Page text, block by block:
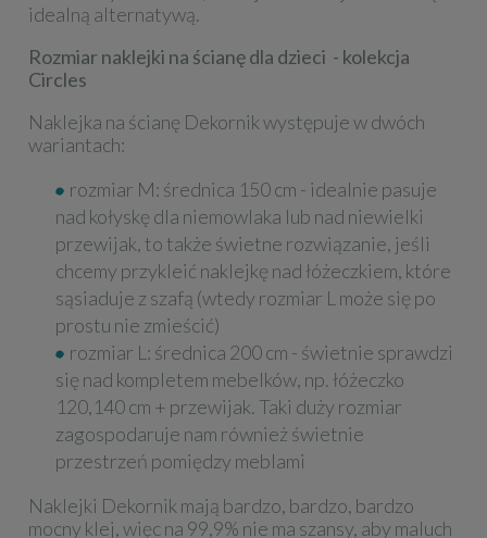
idealną alternatywą.
Rozmiar naklejki na ścianę dla dzieci - kolekcja
Circles
Naklejka na ścianę Dekornik występuje w dwóch
wariantach:
rozmiar M: średnica 150 cm - idealnie pasuje
nad kołyskę dla niemowlaka lub nad niewielki
przewijak, to także świetne rozwiązanie, jeśli
chcemy przykleić naklejkę nad łóżeczkiem, które
sąsiaduje z szafą (wtedy rozmiar L może się po
prostu nie zmieścić)
rozmiar L: średnica 200 cm - świetnie sprawdzi
się nad kompletem mebelków, np. łóżeczko
120,140 cm + przewijak. Taki duży rozmiar
zagospodaruje nam również świetnie
przestrzeń pomiędzy meblami
Naklejki Dekornik mają bardzo, bardzo, bardzo
mocny klej, więc na 99,9% nie ma szansy, aby maluch